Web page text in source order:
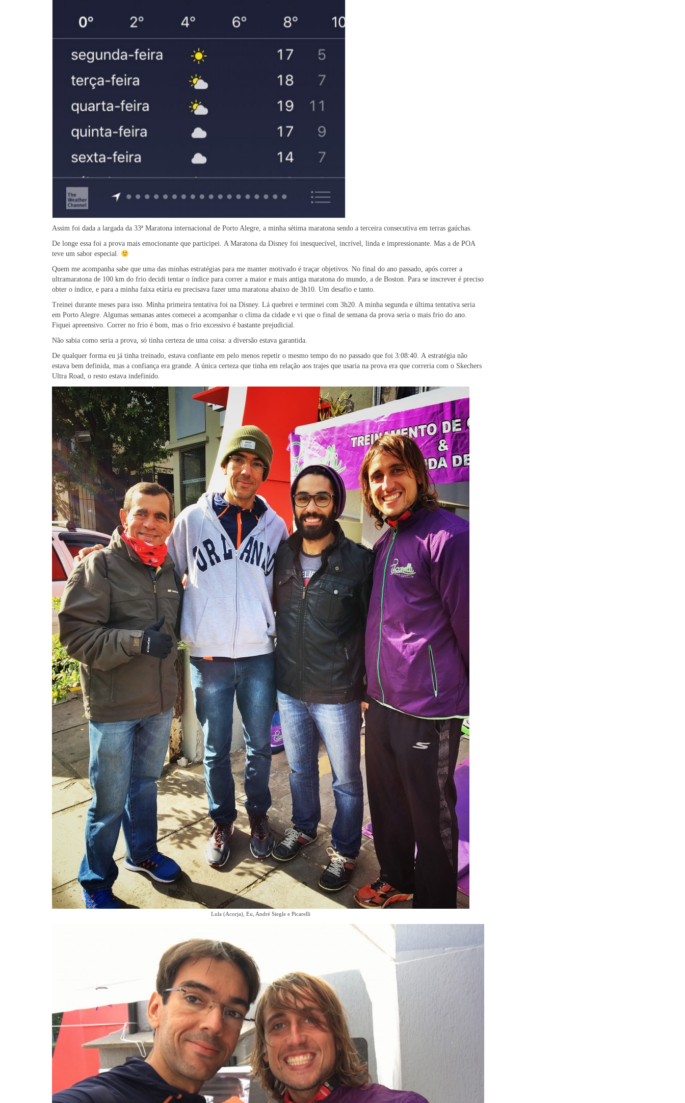
Assim foi dada a largada da 33ª Maratona internacional de Porto Alegre, a minha sétima maratona sendo a terceira consecutiva em terras gaúchas.
De longe essa foi a prova mais emocionante que participei. A Maratona da Disney foi inesquecível, incrível, linda e impressionante. Mas a de POA
teve um sabor especial.
Quem me acompanha sabe que uma das minhas estratégias para me manter motivado é traçar objetivos. No final do ano passado, após correr a
ultramaratona de 100 km do frio decidi tentar o índice para correr a maior e mais antiga maratona do mundo, a de Boston. Para se inscrever é preciso
obter o índice, e para a minha faixa etária eu precisava fazer uma maratona abaixo de 3h10. Um desafio e tanto.
Treinei durante meses para isso. Minha primeira tentativa foi na Disney. Lá quebrei e terminei com 3h20. A minha segunda e última tentativa seria
em Porto Alegre. Algumas semanas antes comecei a acompanhar o clima da cidade e vi que o final de semana da prova seria o mais frio do ano.
Fiquei apreensivo. Correr no frio é bom, mas o frio excessivo é bastante prejudicial.
Não sabia como seria a prova, só tinha certeza de uma coisa: a diversão estava garantida.
De qualquer forma eu já tinha treinado, estava confiante em pelo menos repetir o mesmo tempo do no passado que foi 3:08:40. A estratégia não
estava bem definida, mas a confiança era grande. A única certeza que tinha em relação aos trajes que usaria na prova era que correria com o Skechers
Ultra Road, o resto estava indefinido.
Lula (Acorja), Eu, André Siegle e Picarelli